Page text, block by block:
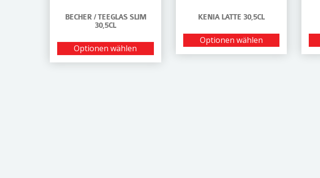
BECHER / TEEGLAS SLIM
30,5CL
Optionen wählen
KENIA LATTE 30,5CL
Optionen wählen